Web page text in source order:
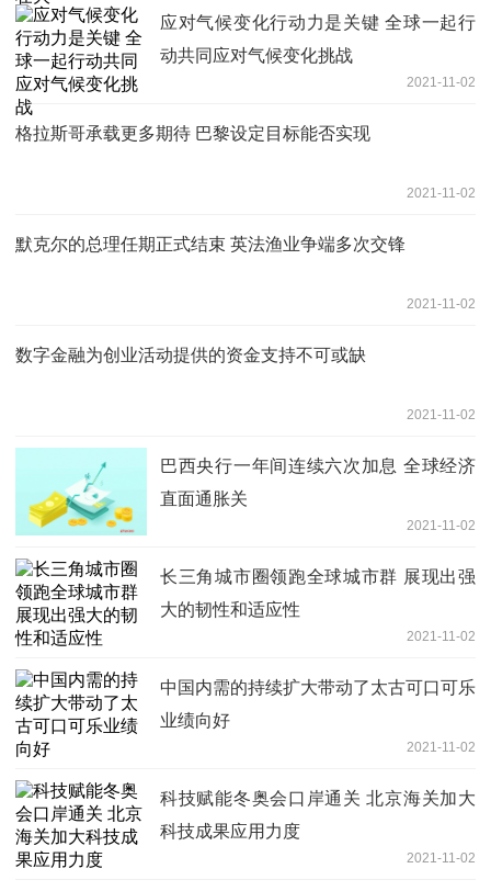
应对气候变化行动力是关键 全球一起行
动共同应对气候变化挑战
2021-11-02
格拉斯哥承载更多期待 巴黎设定目标能否实现
2021-11-02
默克尔的总理任期正式结束 英法渔业争端多次交锋
2021-11-02
数字金融为创业活动提供的资金支持不可或缺
2021-11-02
巴西央行一年间连续六次加息 全球经济
直面通胀关
2021-11-02
长三角城市圈领跑全球城市群 展现出强
大的韧性和适应性
2021-11-02
中国内需的持续扩大带动了太古可口可乐
业绩向好
2021-11-02
科技赋能冬奥会口岸通关 北京海关加大
科技成果应用力度
2021-11-02